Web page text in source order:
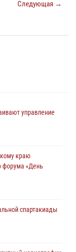
Следующая →
управление
краю
форума «День
спартакиады